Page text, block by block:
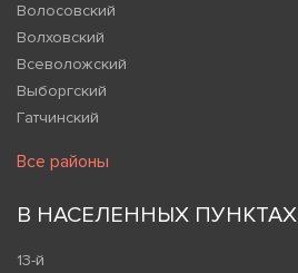
Волосовский
Волховский
Всеволожский
Выборгский
Гатчинский
Все районы
В НАСЕЛЕННЫХ ПУНКТАХ
13-й